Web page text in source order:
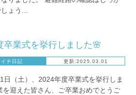
ょう...
卒業式を挙行しました🌸
イチ日記 更新:2025.03.01
日（土）、2024年度卒業式を挙行しま
を迎えた皆さん、ご卒業おめでとうご